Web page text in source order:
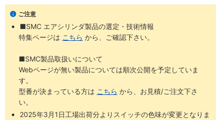
ご注意
■SMC エアシリンダ製品の選定・技術情報
特集ページは こちら から、ご確認下さい。
■SMC製品取扱いについて
Webページが無い製品については順次公開を予定していま
す。
型番が決まっている方は こちら から、お見積/ご注文下さ
い。
2025年3月1日工場出荷分よりスイッチの色味が変更となりま